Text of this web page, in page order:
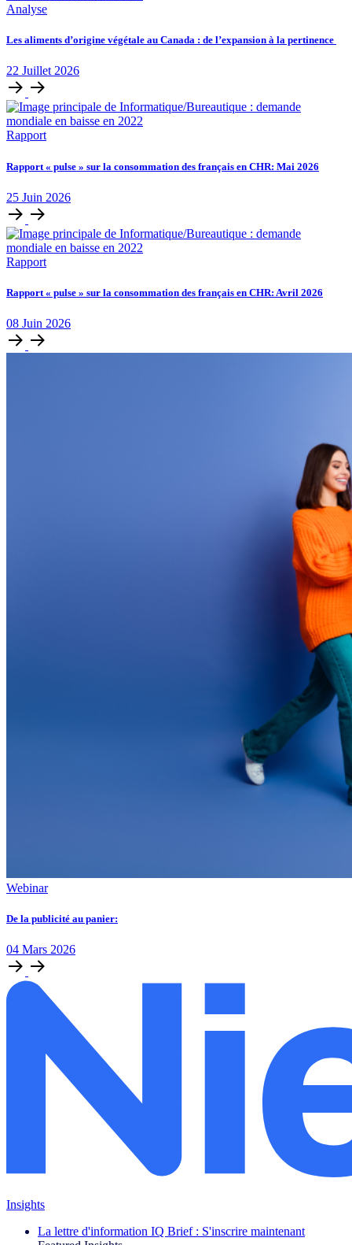
Analyse
Les aliments d’origine végétale au Canada : de l’expansion à la pertinence
22 Juillet2026
Rapport
Rapport « pulse » sur la consommation des français en CHR: Mai 2026
25 Juin 2026
Rapport
Rapport « pulse » sur la consommation des français en CHR: Avril 2026
08 Juin 2026
Webinar
De la publicité au panier:
04 Mars 2026
Insights
La lettre d'information IQ Brief : S'inscrire maintenant